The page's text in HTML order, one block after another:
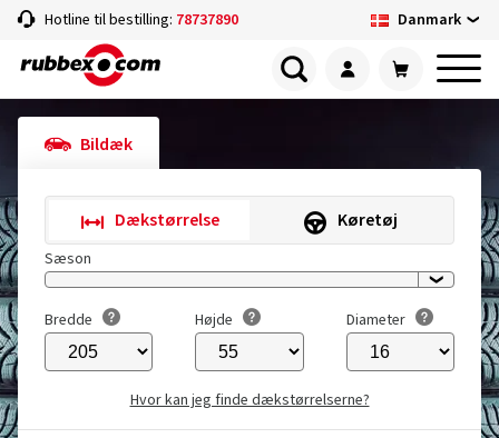
Hotline til bestilling: 78737890 Danmark
Bildæk
Dækstørrelse Køretøj
Sæson
Bredde Højde Diameter
Hvor kan jeg finde dækstørrelserne?